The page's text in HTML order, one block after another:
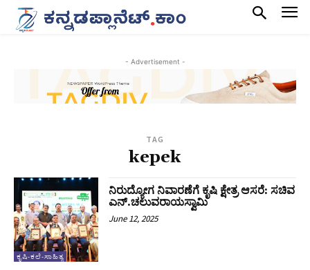
- Advertisement -
TAG
kepek
ಕೃಷಿ-ಕಲೆ-ಸಾಹಿತ್ಯ
ನಿರುದ್ಯೋಗ ನಿವಾರಣೆಗೆ ಕೃಷಿ ಕ್ಷೇತ್ರ ಆಸರೆ: ಸಚಿವ
ಎನ್.ಚಲುವರಾಯಸ್ವಾಮಿ
June 12, 2025